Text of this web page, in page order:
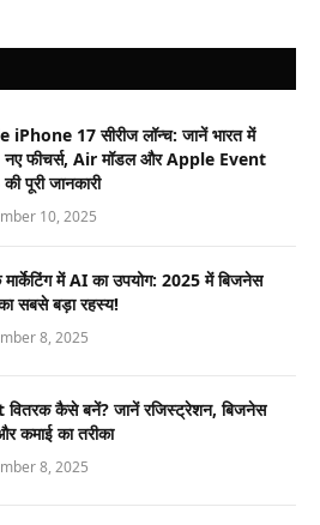
iPhone 17 सीरीज लॉन्च: जानें भारत में
नए फीचर्स, Air मॉडल और Apple Event
पूरी जानकारी
10, 2025
मार्केटिंग में AI का उपयोग: 2025 में बिजनेस
सबसे बड़ा रहस्य!
8, 2025
कैसे बनें? जानें रजिस्ट्रेशन, बिजनेस
कमाई का तरीका
8, 2025